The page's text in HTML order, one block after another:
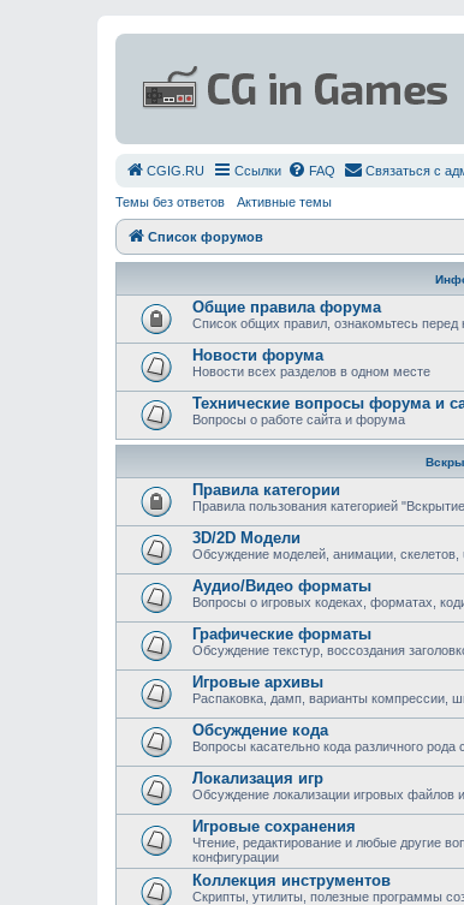
СGIG.RU Ссылки FAQ Связаться с
Темы без ответов Активные темы
Список форумов
Общие правила форума
Список общих правил, ознакомьтесь
Новости форума
Новости всех разделов в одном месте
Технические вопросы форума и
Вопросы о работе сайта и форума
Правила категории
Правила пользования категорией
3D/2D Модели
Обсуждение моделей, анимации, скелетов,
Аудио/Видео форматы
Вопросы о игровых кодеках, форматах,
Графические форматы
Обсуждение текстур, воссоздания
Игровые архивы
Распаковка, дамп, варианты компрессии,
Обсуждение кода
Вопросы касательно кода различного
Локализация игр
Обсуждение локализации игровых файлов
Игровые сохранения
Чтение, редактирование и любые другие
конфигурации
Коллекция инструментов
Скрипты, утилиты, полезные программы